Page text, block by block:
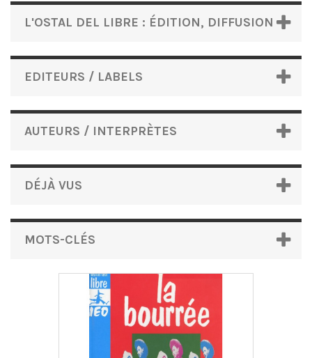
L'OSTAL DEL LIBRE : ÉDITION, DIFFUSION
EDITEURS / LABELS
AUTEURS / INTERPRÈTES
DÉJÀ VUS
MOTS-CLÉS